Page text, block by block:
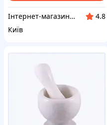
Інтернет-магазин enJoy
4.8
Київ